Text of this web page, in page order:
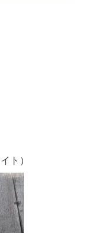
ト）